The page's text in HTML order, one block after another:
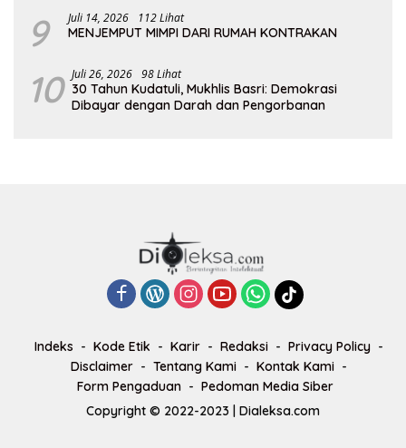
9 Juli 14, 2026 112 Lihat
MENJEMPUT MIMPI DARI RUMAH KONTRAKAN
10 Juli 26, 2026 98 Lihat
30 Tahun Kudatuli, Mukhlis Basri: Demokrasi
Dibayar dengan Darah dan Pengorbanan
Indeks Kode Etik Karir Redaksi
Privacy Policy
Disclaimer
Tentang Kami
Kontak Kami
Form Pengaduan
Pedoman Media Siber
Copyright © 2022-2023 | Dialeksa.com